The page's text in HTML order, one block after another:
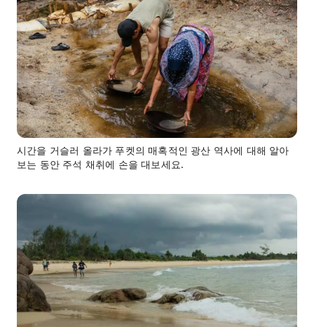
시간을 거슬러 올라가 푸켓의 매혹적인 광산 역사에 대해 알아
보는 동안 주석 채취에 손을 대보세요.